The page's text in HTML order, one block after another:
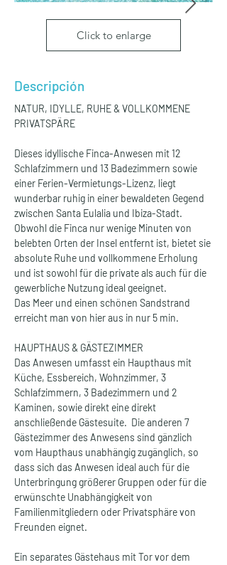
Click to enlarge
Descripción
NATUR, IDYLLE, RUHE & VOLLKOMMENE
PRIVATSPÄRE
Dieses idyllische Finca-Anwesen mit 12
Schlafzimmern und 13 Badezimmern sowie
einer Ferien-Vermietungs-Lizenz, liegt
wunderbar ruhig in einer bewaldeten Gegend
zwischen Santa Eulalia und Ibiza-Stadt.
Obwohl die Finca nur wenige Minuten von
belebten Orten der Insel entfernt ist, bietet sie
absolute Ruhe und vollkommene Erholung
und ist sowohl für die private als auch für die
gewerbliche Nutzung ideal geeignet.
Das Meer und einen schönen Sandstrand
erreicht man von hier aus in nur 5 min.
HAUPTHAUS & GÄSTEZIMMER
Das Anwesen umfasst ein Haupthaus mit
Küche, Essbereich, Wohnzimmer, 3
Schlafzimmern, 3 Badezimmern und 2
Kaminen, sowie direkt eine direkt
anschließende Gästesuite.  Die anderen 7
Gästezimmer des Anwesens sind gänzlich
vom Haupthaus unabhängig zugänglich, so
dass sich das Anwesen ideal auch für die
Unterbringung größerer Gruppen oder für die
erwünschte Unabhängigkeit von
Familienmitgliedern oder Privatsphäre von
Freunden eignet.
Ein separates Gästehaus mit Tor vor dem